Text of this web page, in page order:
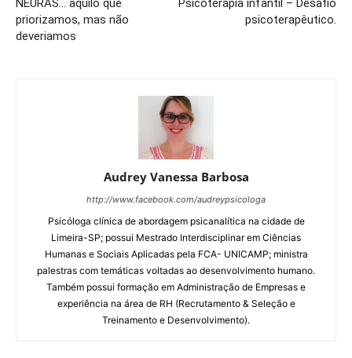
NEURAS… aquilo que
priorizamos, mas não
deveriamos
Psicoterapia infantil – Desafio
psicoterapêutico.
Audrey Vanessa Barbosa
http://www.facebook.com/audreypsicologa
Psicóloga clínica de abordagem psicanalítica na cidade de
Limeira-SP; possui Mestrado Interdisciplinar em Ciências
Humanas e Sociais Aplicadas pela FCA- UNICAMP; ministra
palestras com temáticas voltadas ao desenvolvimento humano.
Também possui formação em Administração de Empresas e
experiência na área de RH (Recrutamento & Seleção e
Treinamento e Desenvolvimento).